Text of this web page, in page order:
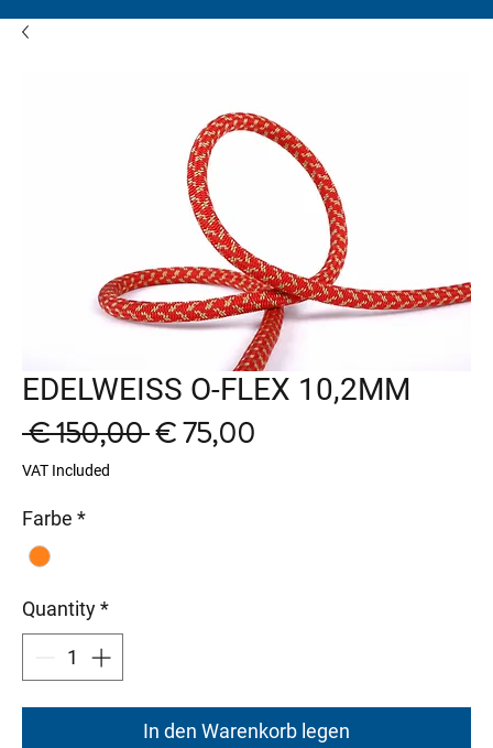
EDELWEISS O-FLEX 10,2MM
€ 150,00 Regular
€ 75,00
VAT Included
Farbe *
Quantity*
In den Warenkorb legen